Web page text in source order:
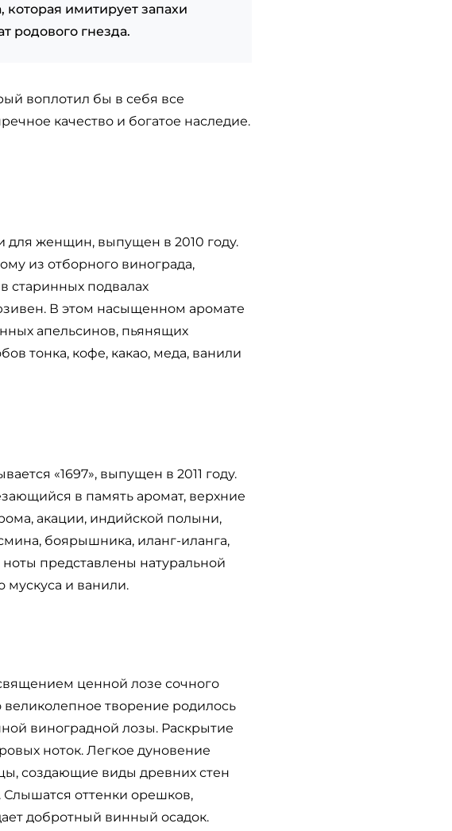
которая имитирует запахи
родового гнезда.
воплотил бы в себя все
качество и богатое наследие.
женщин, выпущен в 2010 году.
из отборного винограда,
старинных подвалах
В этом насыщенном аромате
апельсинов, пьянящих
тонка, кофе, какао, меда, ванили
«1697», выпущен в 2011 году.
в память аромат, верхние
акации, индийской полыни,
боярышника, иланг-иланга,
представлены натуральной
мускуса и ванили.
ценной лозе сочного
творение родилось
виноградной лозы. Раскрытие
ноток. Легкое дуновение
создающие виды древних стен
оттенки орешков,
добротный винный осадок.